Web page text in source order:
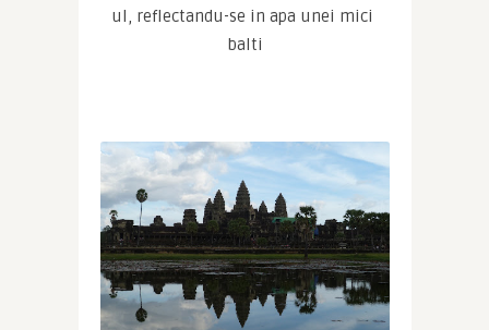
ul, reflectandu-se in apa unei mici
balti